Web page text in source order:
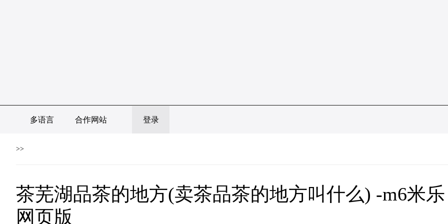
多语言 合作网站 登录
>>
茶芜湖品茶的地方(卖茶品茶的地方叫什么) -m6米乐
网页版